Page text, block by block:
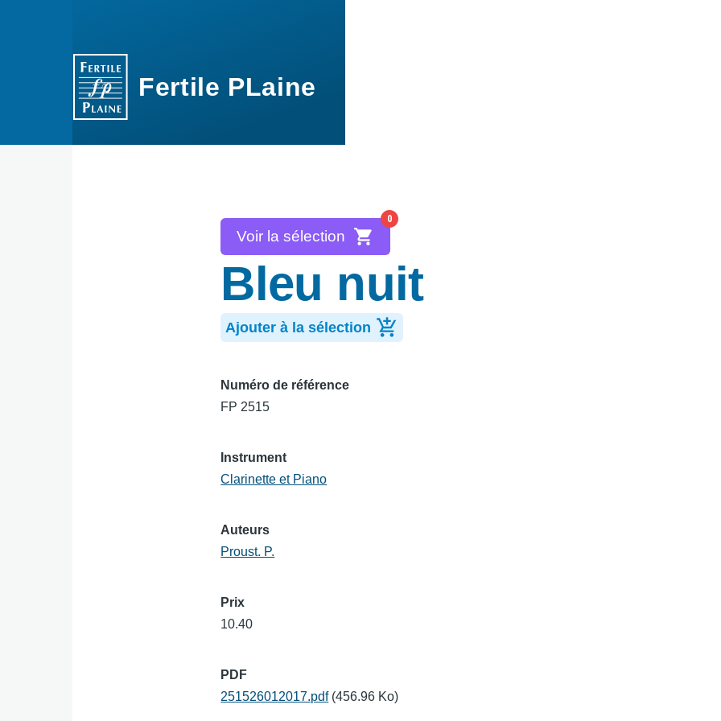
Fertile PLaine
0
Voir la sélection
Bleu nuit
Ajouter à la sélection
Numéro de référence
FP 2515
Instrument
Clarinette et Piano
Auteurs
Proust. P.
Prix
10.40
PDF
251526012017.pdf (456.96 Ko)